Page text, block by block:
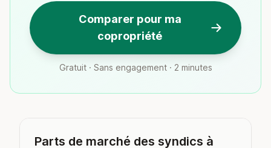
Comparer pour ma
copropriété
Gratuit · Sans engagement · 2 minutes
Parts de marché des syndics à